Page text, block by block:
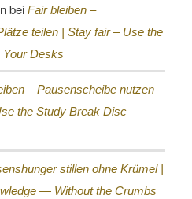
bei Fair bleiben –
teilen | Stay fair – Use the
Desks
– Pausenscheibe nutzen –
the Study Break Disc –
stillen ohne Krümel |
— Without the Crumbs